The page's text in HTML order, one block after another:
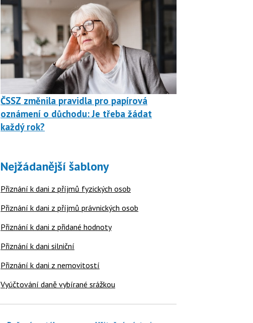
ČSSZ změnila pravidla pro papírová
oznámení o důchodu: Je třeba žádat
každý rok?
Nejžádanější šablony
Přiznání k dani z příjmů fyzických osob
Přiznání k dani z příjmů právnických osob
Přiznání k dani z přidané hodnoty
Přiznání k dani silniční
Přiznání k dani z nemovitostí
Vyúčtování daně vybírané srážkou